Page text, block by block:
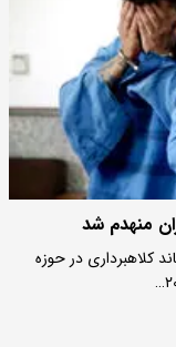
منهدم شد
کلاهبرداری در حوزه